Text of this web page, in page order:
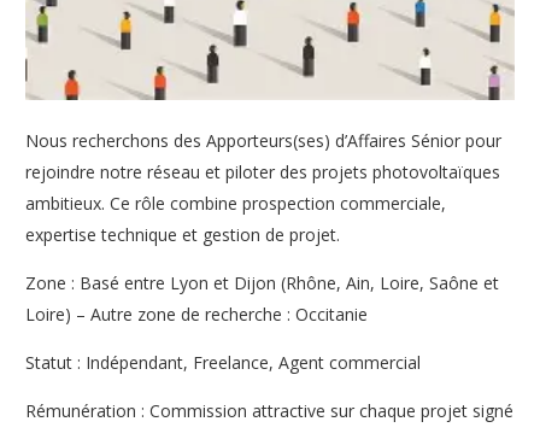
Nous recherchons des Apporteurs(ses) d’Affaires Sénior pour
rejoindre notre réseau et piloter des projets photovoltaïques
ambitieux. Ce rôle combine prospection commerciale,
expertise technique et gestion de projet.
Zone : Basé entre Lyon et Dijon (Rhône, Ain, Loire, Saône et
Loire) – Autre zone de recherche : Occitanie
Statut : Indépendant, Freelance, Agent commercial
Rémunération : Commission attractive sur chaque projet signé